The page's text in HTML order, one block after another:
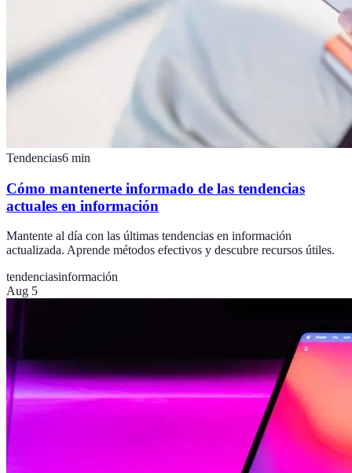
Tendencias6 min
Cómo mantenerte informado de las tendencias
actuales en información
Mantente al día con las últimas tendencias en información
actualizada. Aprende métodos efectivos y descubre recursos útiles.
tendenciasinformación
Aug 5